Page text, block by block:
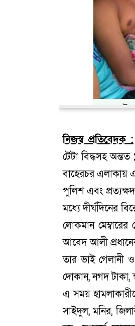
নিজস্ব প্রতিবেদক :
টেটা বিদ্ধসহ
বাহেরচর এলাকায়
পুলিশ এবং
মধ্যে দীর্ঘদিনের
লোকমান
আবেদ আলী
তার ভাই গেলানী
দোকান, নগদ টাকা,
এ সময়
সাইদুল, মনির,